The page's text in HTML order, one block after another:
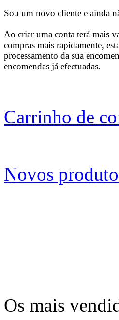
Sou um novo cliente e ainda
Ao criar uma conta terá mais
compras mais rapidamente,
processamento da sua
encomendas já efectuadas.
Carrinho de
Novos
Os mais